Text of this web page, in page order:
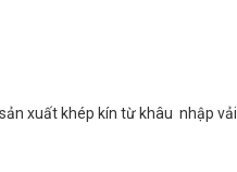
xuất khép kín từ khâu nhập